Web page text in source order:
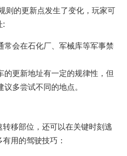
则的更新点发生了变化，玩家可
:
常会在石化厂、军械库等军事禁
的更新地址有一定的规律性，但
多尝试不同的地点。
移部位，还可以在关键时刻逃
用的驾驶技巧：